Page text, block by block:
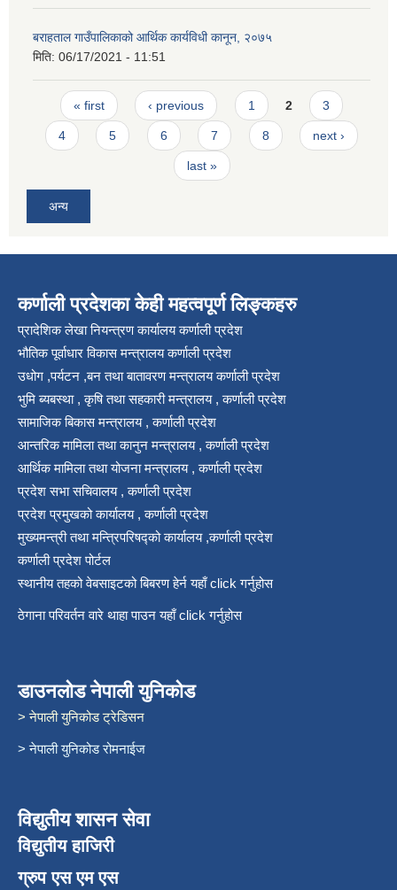
बराहताल गाउँपालिकाको आर्थिक कार्यविधी कानून, २०७५
मिति: 06/17/2021 - 11:51
Pages
« first ‹ previous 1 2 3
4 5 6 7 8 next ›
last »
अन्य
कर्णाली प्रदेशका केही महत्वपूर्ण लिङ्कहरु
प्रादेशिक लेखा नियन्त्रण कार्यालय कर्णाली प्रदेश
भौतिक पूर्वाधार विकास मन्त्रालय कर्णाली प्रदेश
उधोग ,पर्यटन ,बन तथा बातावरण मन्त्रालय कर्णाली प्रदेश
भुमि ब्यबस्था , कृषि तथा सहकारी मन्त्रालय , कर्णाली प्रदेश
सामाजिक बिकास मन्त्रालय , कर्णाली प्रदेश
आन्तरिक मामिला तथा कानुन मन्त्रालय , कर्णाली प्रदेश
आर्थिक मामिला तथा योजना मन्त्रालय , कर्णाली प्रदेश
प्रदेश सभा सचिवालय , कर्णाली प्रदेश
प्रदेश प्रमुखको कार्यालय , कर्णाली प्रदेश
मुख्यमन्त्री तथा मन्त्रिपरिषद्को कार्यालय ,कर्णाली प्रदेश
कर्णाली प्रदेश पोर्टल
स्थानीय तहको वेबसाइटको बिबरण हेर्न यहाँ click गर्नुहोस
ठेगाना परिवर्तन वारे थाहा पाउन यहाँ click गर्नुहोस
डाउनलोड नेपाली युनिकोड
> नेपाली युनिकोड ट्रेडिसन
> नेपाली युनिकोड रोमनाईज
विद्युतीय शासन सेवा
विद्युतीय हाजिरी
ग्रुप एस एम एस